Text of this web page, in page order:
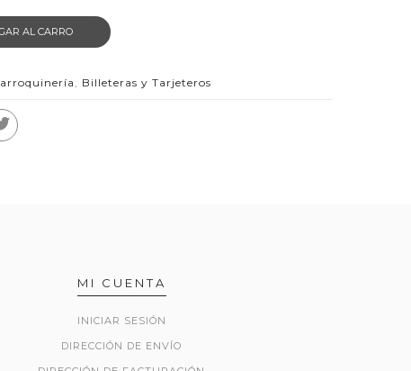
AL CARRO
, Billeteras y Tarjeteros
MI CUENTA
INICIAR SESIÓN
DIRECCIÓN DE ENVÍO